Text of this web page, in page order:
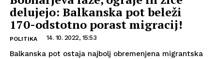
delujejo: Balkanska pot beleži
170-odstotno porast migracij!
POLITIKA 14. 10. 2022, 15:53
Balkanska pot ostaja najbolj obremenjena migrantska